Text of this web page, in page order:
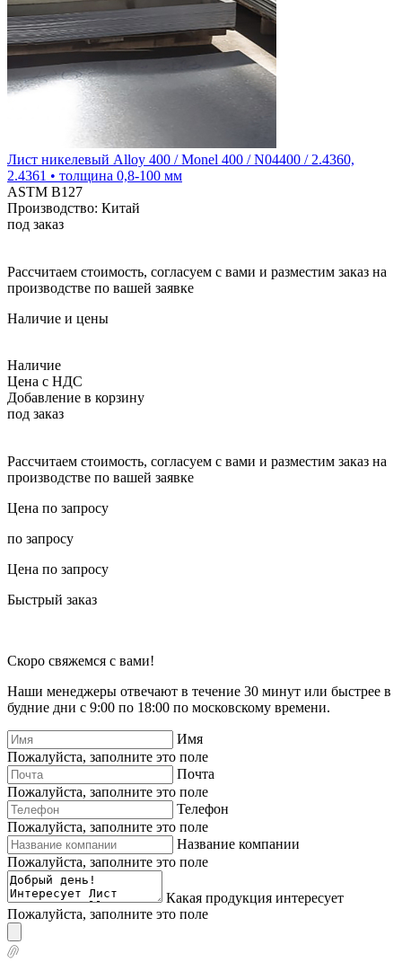
Лист никелевый Alloy 400 / Monel 400 / N04400 / 2.4360,
2.4361 • толщина 0,8-100 мм
ASTM B127
Производство: Китай
под заказ
Рассчитаем стоимость, согласуем с вами и разместим заказ на
производстве по вашей заявке
Наличие и цены
Наличие
Цена с НДС
Добавление в корзину
под заказ
Рассчитаем стоимость, согласуем с вами и разместим заказ на
производстве по вашей заявке
Цена по запросу
по запросу
Цена по запросу
Быстрый заказ
Скоро свяжемся с вами!
Наши менеджеры отвечают в течение 30 минут или быстрее в
будние дни с 9:00 по 18:00 по московскому времени.
Имя
Пожалуйста, заполните это поле
Почта
Пожалуйста, заполните это поле
Телефон
Пожалуйста, заполните это поле
Название компании
Пожалуйста, заполните это поле
Какая продукция интересует
Пожалуйста, заполните это поле